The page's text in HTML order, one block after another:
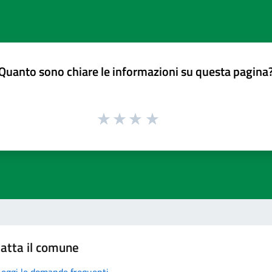
sono chiare le informazioni su questa
il comune